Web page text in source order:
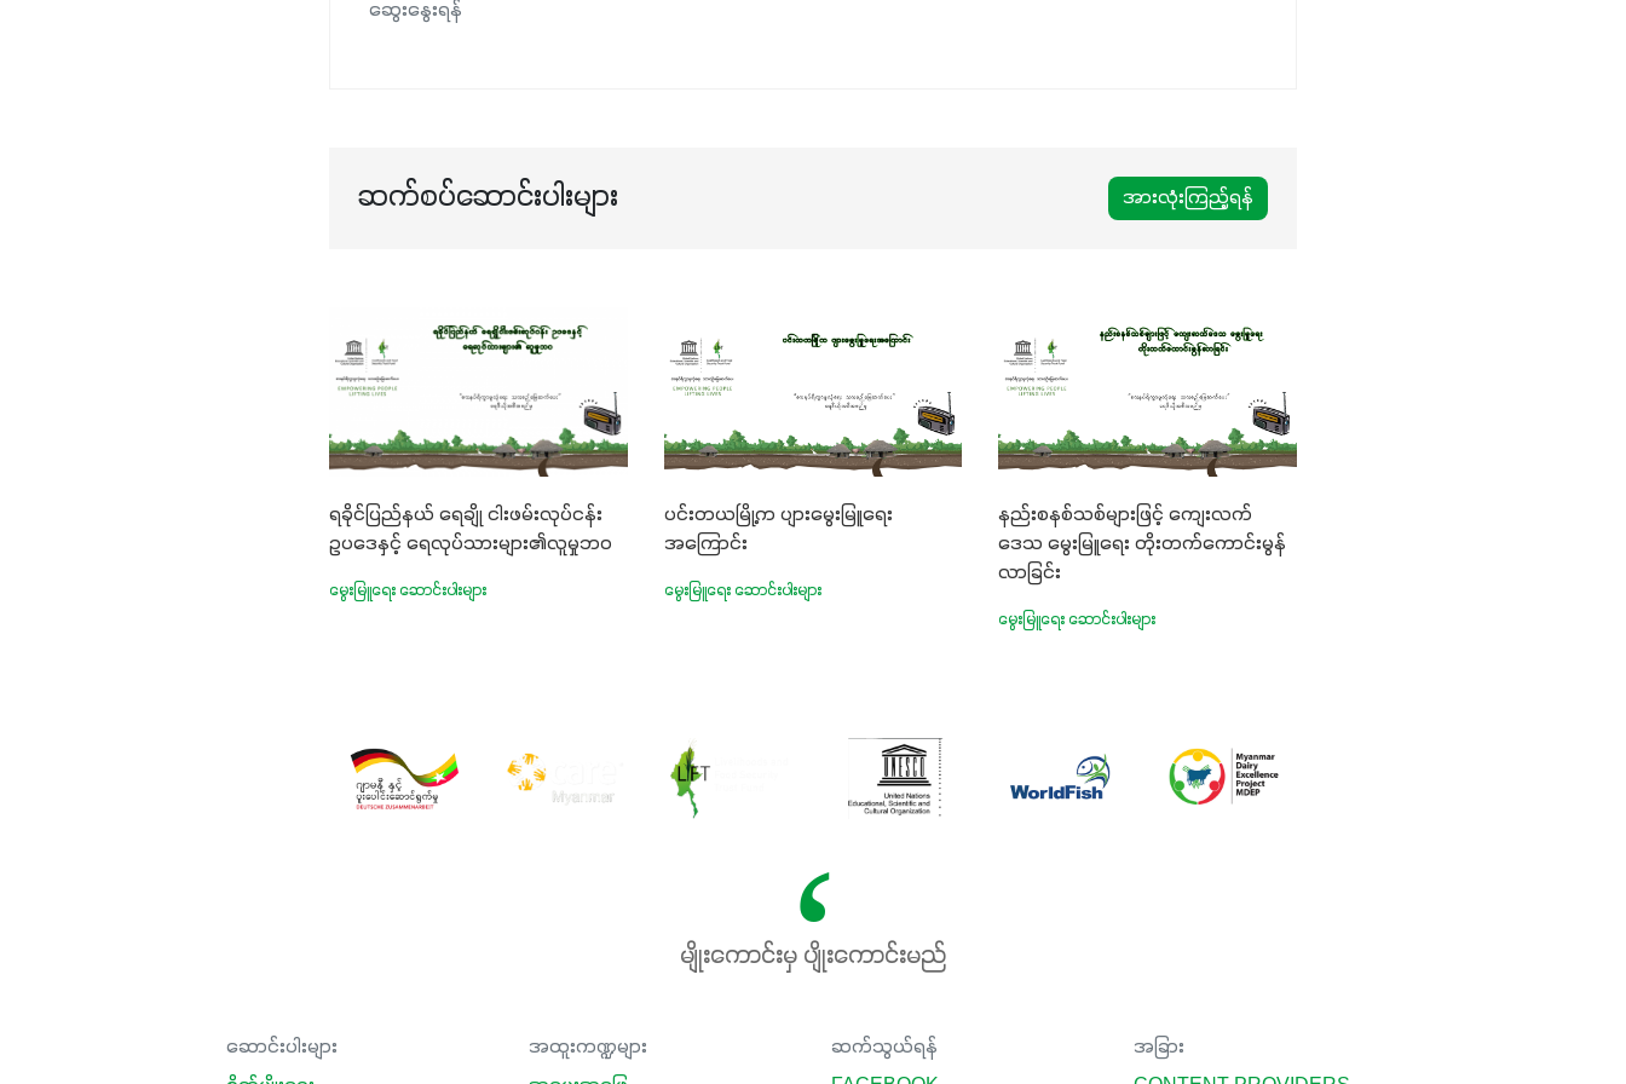
ဆွေးနွေးရန်
ဆက်စပ်ဆောင်းပါးများ အားလုံးကြည့်ရန်
ရခိုင်ပြည်နယ် ရေချို ငါးဖမ်းလုပ်ငန်း
ဥပဒေနှင့် ရေလုပ်သားများ၏လူမှုဘဝ
မွေးမြူရေး ဆောင်းပါးများ
ပင်းတယမြို့က ပျားမွေးမြူရေး
အကြောင်း
မွေးမြူရေး ဆောင်းပါးများ
နည်းစနစ်သစ်များဖြင့် ကျေးလက်
ဒေသ မွေးမြူရေး တိုးတက်ကောင်းမွန်
လာခြင်း
မွေးမြူရေး ဆောင်းပါးများ
မျိုးကောင်းမှ ပျိုးကောင်းမည်
ဆောင်းပါးများ
အထူးကဏ္ဍများ
ဆက်သွယ်ရန်
အခြား